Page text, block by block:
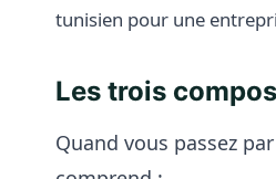
tunisien pour une
Les trois
Quand vous passez